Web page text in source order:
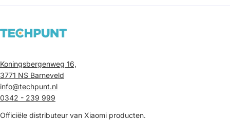
Koningsbergenweg 16,
3771 NS Barneveld
info@techpunt.nl
0342 - 239 999
Officiële distributeur van Xiaomi producten.